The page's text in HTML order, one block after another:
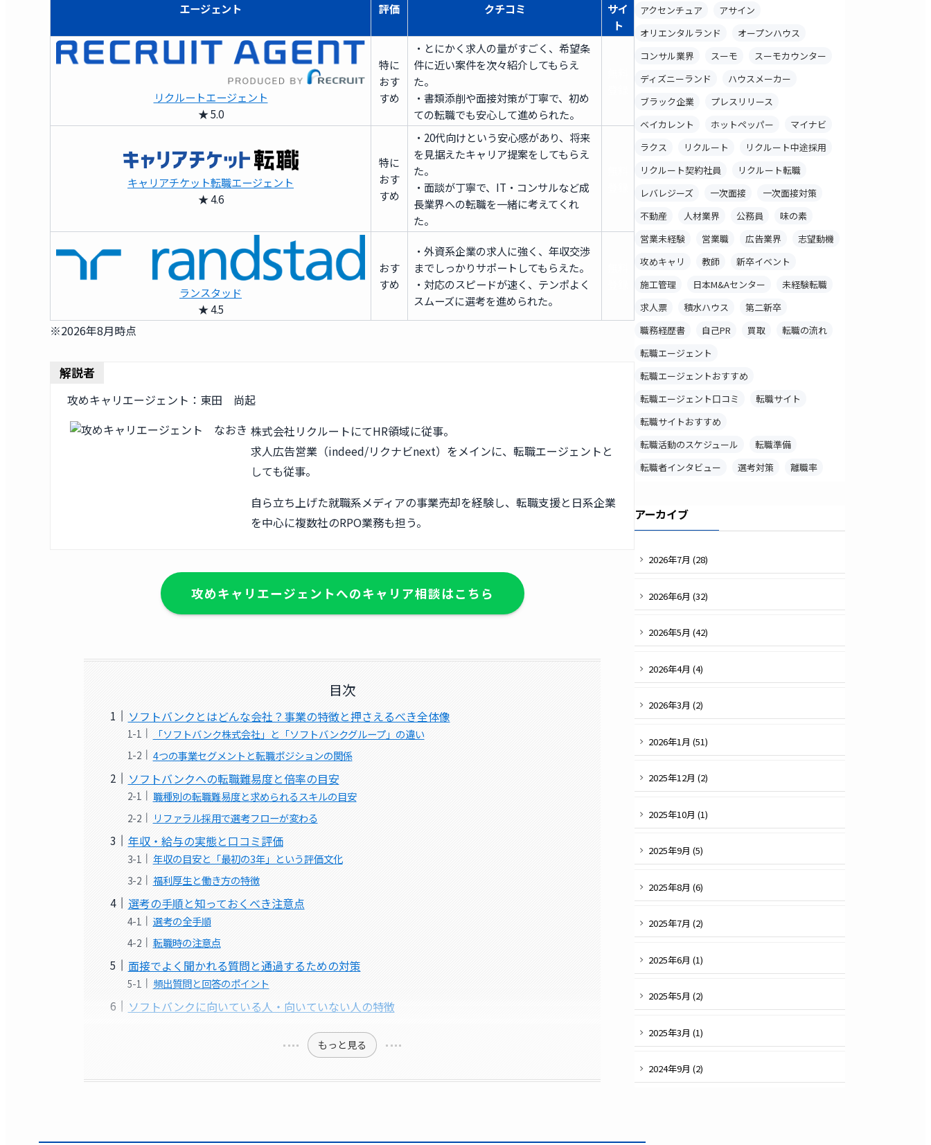
エージェント 評価 クチコミ
サイ
ト
リクルートエージェント
★ 5.0
特に
おす
すめ
・とにかく求人の量がすごく、希望条
件に近い案件を次々紹介してもらえ
た。
・書類添削や面接対策が丁寧で、初め
ての転職でも安心して進められた。
キャリアチケット転職エージェント
★ 4.6
特に
おす
すめ
・20代向けという安心感があり、将来
を見据えたキャリア提案をしてもらえ
た。
・面談が丁寧で、IT・コンサルなど成
長業界への転職を一緒に考えてくれ
た。
ランスタッド
★ 4.5
おす
すめ
・外資系企業の求人に強く、年収交渉
までしっかりサポートしてもらえた。
・対応のスピードが速く、テンポよく
スムーズに選考を進められた。
※2026年8月時点
解説者
攻めキャリエージェント：東田 尚起
株式会社リクルートにてHR領域に従事。
求人広告営業（indeed/リクナビnext）をメインに、転職エージェントと
しても従事。
自ら立ち上げた就職系メディアの事業売却を経験し、転職支援と日系企業
を中心に複数社のRPO業務も担う。
攻めキャリエージェントへのキャリア相談はこちら
目次
ソフトバンクとはどんな会社？事業の特徴と押さえるべき全体像
「ソフトバンク株式会社」と「ソフトバンクグループ」の違い
4つの事業セグメントと転職ポジションの関係
ソフトバンクへの転職難易度と倍率の目安
職種別の転職難易度と求められるスキルの目安
リファラル採用で選考フローが変わる
年収・給与の実態と口コミ評価
年収の目安と「最初の3年」という評価文化
福利厚生と働き方の特徴
選考の手順と知っておくべき注意点
選考の全手順
転職時の注意点
面接でよく聞かれる質問と通過するための対策
頻出質問と回答のポイント
ソフトバンクに向いている人・向いていない人の特徴
もっと見る
アクセンチュア
アサイン
オリエンタルランド
オープンハウス
コンサル業界
スーモ
スーモカウンター
ディズニーランド
ハウスメーカー
ブラック企業
プレスリリース
ベイカレント
ホットペッパー
マイナビ
ラクス
リクルート
リクルート中途採用
リクルート契約社員
リクルート転職
レバレジーズ
一次面接
一次面接対策
不動産
人材業界 公務員
味の素
営業未経験
営業職 広告業界
志望動機
攻めキャリ
教師
新卒イベント
施工管理
日本M&Aセンター
未経験転職
求人票
積水ハウス
第二新卒
職務経歴書
自己PR 買取
転職の流れ
転職エージェント
転職エージェントおすすめ
転職エージェント口コミ
転職サイト
転職サイトおすすめ
転職活動のスケジュール
転職準備
転職者インタビュー
選考対策 離職率
アーカイブ
2026年7月 (28)
2026年6月 (32)
2026年5月 (42)
2026年4月 (4)
2026年3月 (2)
2026年1月 (51)
2025年12月 (2)
2025年10月 (1)
2025年9月 (5)
2025年8月 (6)
2025年7月 (2)
2025年6月 (1)
2025年5月 (2)
2025年3月 (1)
2024年9月 (2)